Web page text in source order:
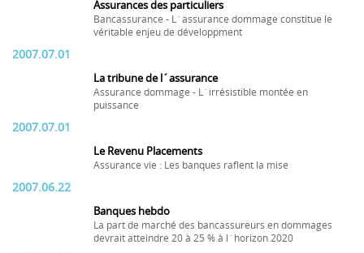
Assurances des particuliers
Bancassurance - L´assurance dommage constitue le
véritable enjeu de développment
2007.07.01
La tribune de l´assurance
Assurance dommage - L´irrésistible montée en
puissance
2007.07.01
Le Revenu Placements
Assurance vie : Les banques raflent la mise
2007.06.22
Banques hebdo
La part de marché des bancassureurs en dommages
devrait atteindre 20 à 25 % à l´horizon 2020